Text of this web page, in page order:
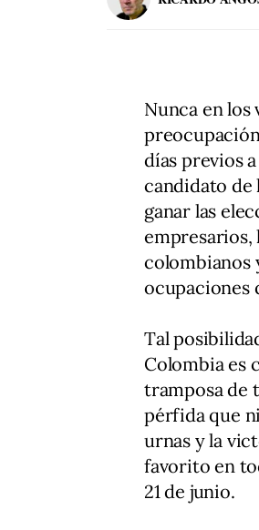
Nunca en
días previos
candidato de
ganar las
empresarios,
colombianos
ocupaciones
Tal
Colombia es
tramposa de
pérfida que
urnas y la
favorito en
21 de junio.